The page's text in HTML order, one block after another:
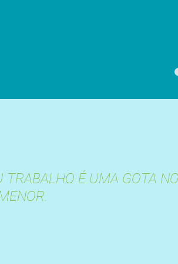
TRABALHO É UMA GOTA